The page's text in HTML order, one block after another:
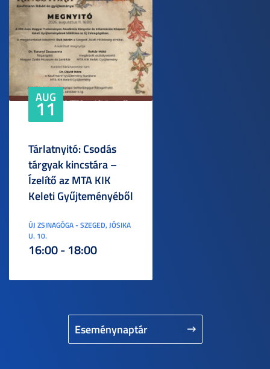
Eseménynaptár
AUG
11
Tárlatnyitó: Csodás
tárgyak kincstára –
Ízelítő az MTA KIK
Keleti Gyűjteményéből
ÚJ ZSINAGÓGA - SZEGED, JÓSIKA
U. 10.
16:00 - 18:00